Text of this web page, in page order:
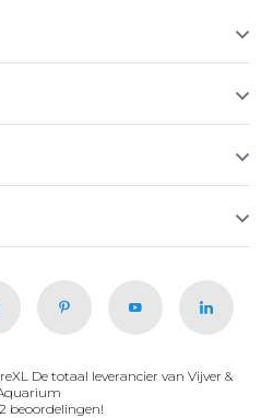
De totaal leverancier van Vijver &
beoordelingen!